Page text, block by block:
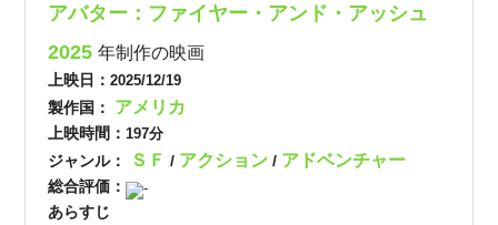
アバター：ファイヤー・アンド・アッシュ
2025年制作の映画
上映日：2025/12/19
製作国： アメリカ
上映時間： 197分
ジャンル： ＳＦ/ アクション/ アドベンチャー
総合評価： -
あらすじ